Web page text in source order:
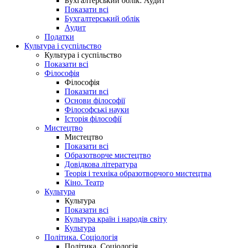
Показати всі
Бухгалтерський облік
Аудит
Податки
Культура і суспільство
Культура і суспільство
Показати всі
Філософія
Філософія
Показати всі
Основи філософії
Філософські науки
Історія філософії
Мистецтво
Мистецтво
Показати всі
Образотворче мистецтво
Довідкова література
Теорія і техніка образотворчого мистецтва
Кіно. Театр
Культура
Культура
Показати всі
Культура країн і народів світу
Культура
Політика. Соціологія
Політика. Соціологія